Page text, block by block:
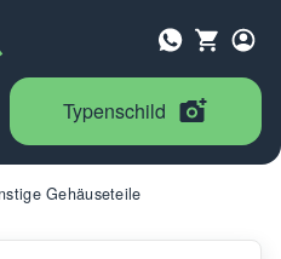
Typenschild
Gehäuseteile